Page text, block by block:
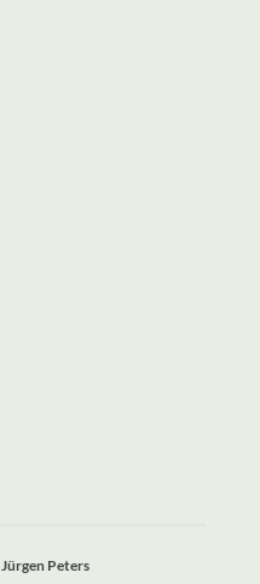
Jürgen Peters